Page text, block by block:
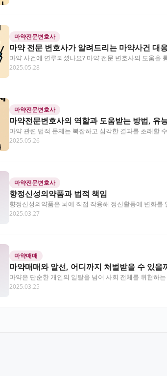
마약전문변호사
마약 전문 변호사가 알려드리는 마약사건 대
마약 사건에 연루되셨나요? 마약 전문 변호사의 도움을
한 순간, 마약전문변호사의…
2025.05.28
마약전문변호사
마약전문변호사의 역할과 도움받는 방법, 유
마약 관련 법적 문제는 복잡하고 심각한 결과를 초래할
법적 결과를 얻을 수 있도…
2025.05.26
마약전문변호사
향정신성의약품과 법적 책임
향정신성의약품은 뇌에 직접 작용해 정신활동에 변화
력한 처벌이 따릅니다…
2025.03.27
마약매매
마약매매와 알선, 어디까지 처벌받을 수 있을
마약은 단순한 개인의 일탈을 넘어 사회 전체를 위협하
에 대해 강력한 처벌…
2025.03.25